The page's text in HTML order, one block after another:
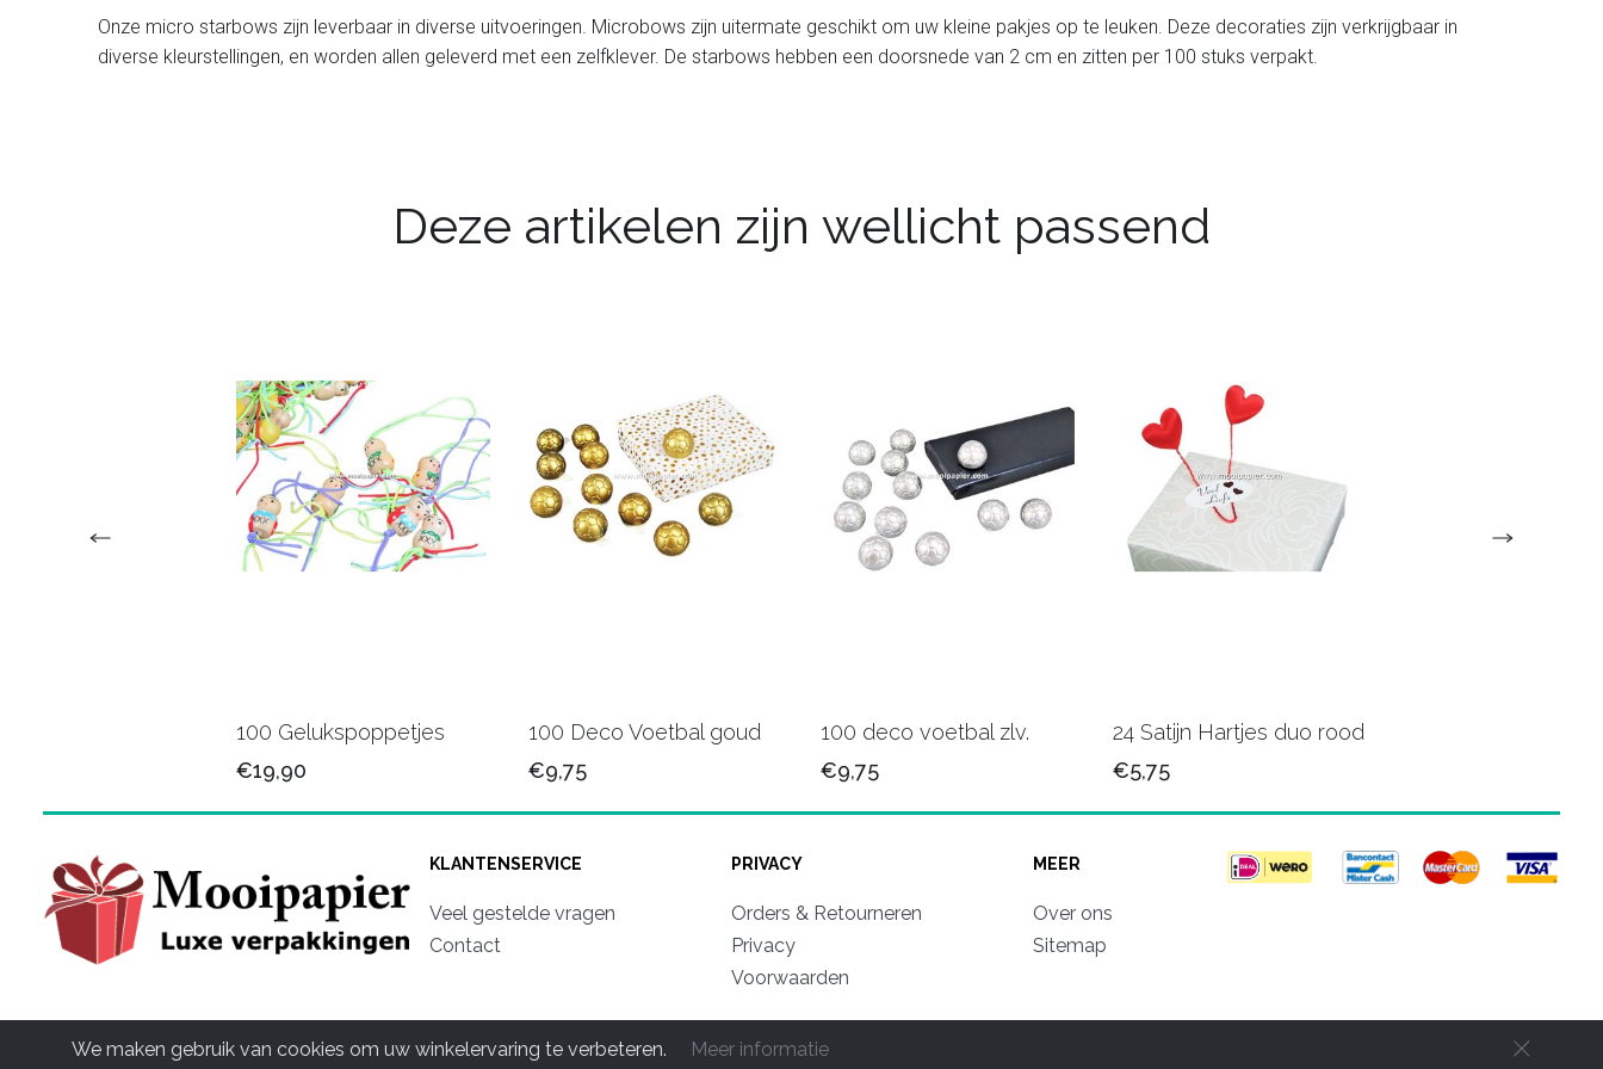
Onze micro starbows zijn leverbaar in diverse uitvoeringen. Microbows zijn uitermate geschikt om uw kleine pakjes op te leuken. Deze decoraties zijn verkrijgbaar in
diverse kleurstellingen, en worden allen geleverd met een zelfklever. De starbows hebben een doorsnede van 2 cm en zitten per 100 stuks verpakt.
Deze artikelen zijn wellicht passend
100 Gelukspoppetjes
€19,90
100 Deco Voetbal goud
€9,75
100 deco voetbal zlv.
€9,75
24 Satijn Hartjes duo rood
€5,75
KLANTENSERVICE
Veel gestelde vragen
Contact
PRIVACY
Orders & Retourneren
Privacy
Voorwaarden
MEER
Over ons
Sitemap
© 2011-2026 Mooipapier luxe Verpakkingen. All rights reserved
We maken gebruik van cookies om uw winkelervaring te verbeteren. Meer informatie